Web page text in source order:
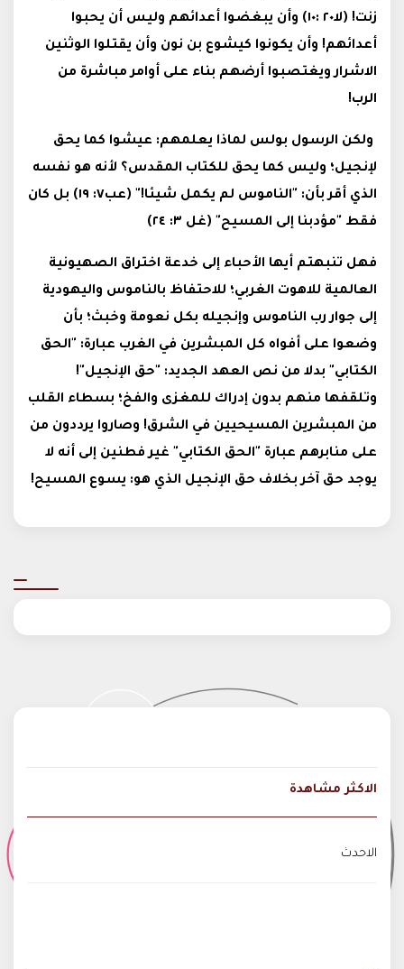
زنت! (لا٢٠ :١٠) وأن يبغضوا أعدائهم وليس أن يحبوا
أعدائهم! وأن يكونوا كيشوع بن نون وأن يقتلوا الوثنين
الاشرار ويغتصبوا أرضهم بناء على أوامر مباشرة من
الرب!
ولكن الرسول بولس لماذا يعلمهم: عيشوا كما يحق
لإنجيل؛ وليس كما يحق للكتاب المقدس؟ لأنه هو نفسه
الذي أقر بأن: "الناموس لم يكمل شيئا!" (عب٧: ١٩) بل كان
فقط "مؤدبنا إلى المسيح" (غل ٣: ٢٤)
فهل تنبهتم أيها الأحباء إلى خدعة اختراق الصهيونية
العالمية للاهوت الغربي؛ للاحتفاظ بالناموس واليهودية
إلى جوار رب الناموس وإنجيله بكل نعومة وخبث؛ بأن
وضعوا على أفواه كل المبشرين في الغرب عبارة: "الحق
الكتابي" بدلا من نص العهد الجديد: "حق الإنجيل"!
وتلقفها منهم بدون إدراك للمغزى والفخ؛ بسطاء القلب
من المبشرين المسيحيين في الشرق! وصاروا يرددون من
على منابرهم عبارة "الحق الكتابي" غير فطنين إلى أنه لا
يوجد حق آخر بخلاف حق الإنجيل الذي هو: يسوع المسيح!
الاكثر مشاهدة
الاحدث